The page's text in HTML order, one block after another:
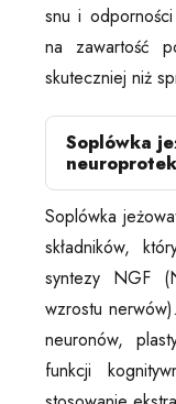
snu i
na zawartość
skuteczniej niż
Soplówka
Soplówka
składników,
syntezy NGF
wzrostu
neuronów,
funkcji